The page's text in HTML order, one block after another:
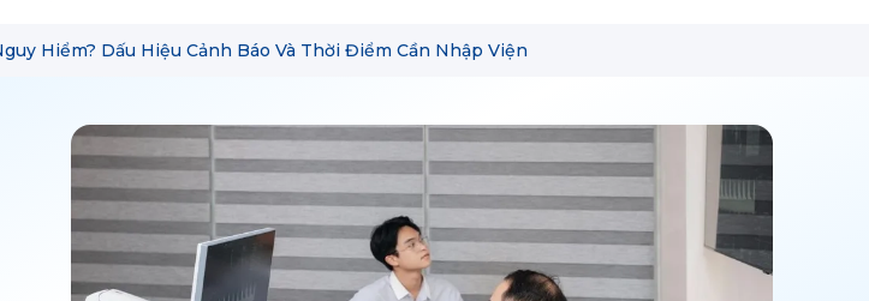
Hiểm? Dấu Hiệu Cảnh Báo Và Thời Điểm Cần Nhập Viện